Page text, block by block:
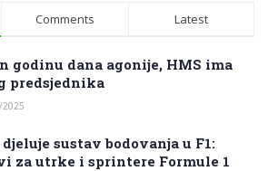
Comments Latest
godinu dana agonije, HMS ima
predsjednika
sustav bodovanja u F1:
za utrke i sprintere Formule 1